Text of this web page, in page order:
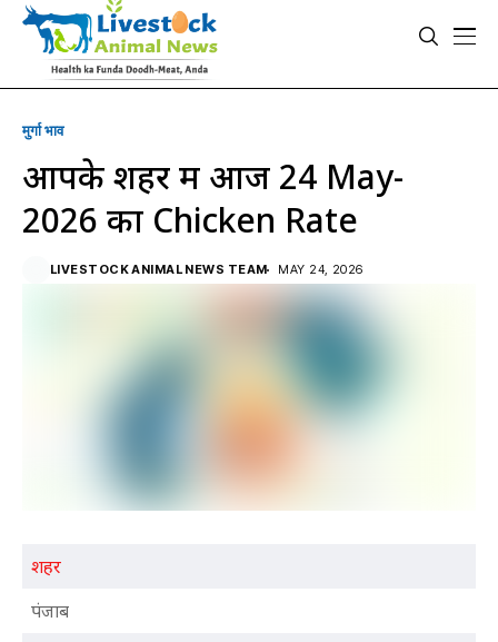
मुर्गा भाव
आपके शहर में आज 24 May-
2026 का Chicken Rate
LIVESTOCK ANIMAL NEWS TEAM MAY 24, 2026
शहर
पंजाब